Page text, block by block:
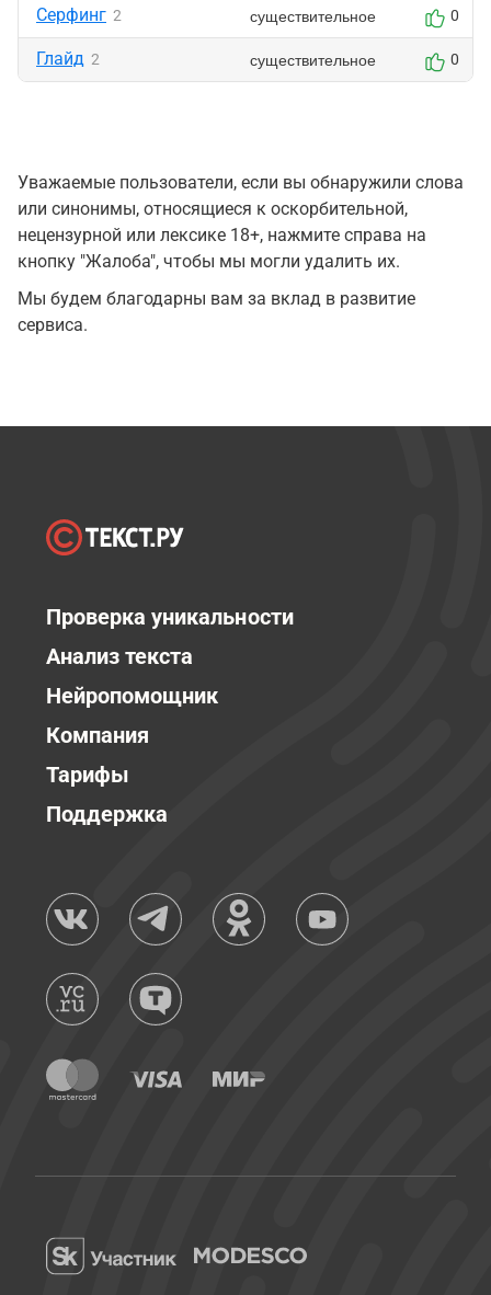
Серфинг 2 существительное 0
Глайд 2 существительное 0
Уважаемые пользователи, если вы обнаружили слова
или синонимы, относящиеся к оскорбительной,
нецензурной или лексике 18+, нажмите справа на
кнопку "Жалоба", чтобы мы могли удалить их.
Мы будем благодарны вам за вклад в развитие
сервиса.
Проверка уникальности
Анализ текста
Нейропомощник
Компания
Тарифы
Поддержка